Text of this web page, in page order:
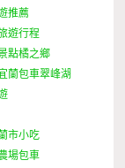
推薦
遊行程
點橘之鄉
蘭包車翠峰湖
市小吃
場包車